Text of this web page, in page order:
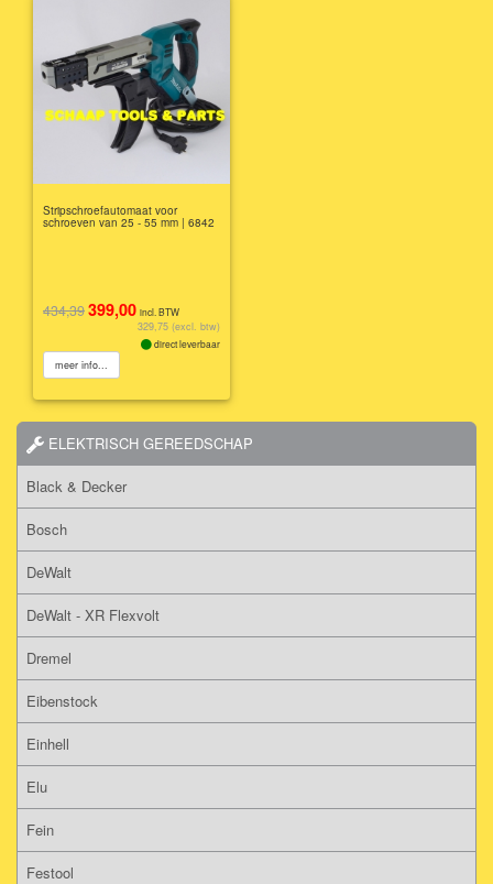
Stripschroefautomaat voor
schroeven van 25 - 55 mm | 6842
434,39399,00 incl. BTW
329,75 (excl. btw)
direct leverbaar
meer info...
ELEKTRISCH GEREEDSCHAP
Black & Decker
Bosch
DeWalt
DeWalt - XR Flexvolt
Dremel
Eibenstock
Einhell
Elu
Fein
Festool